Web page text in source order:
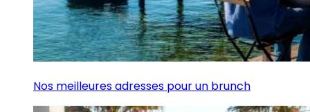
Nos meilleures adresses pour un brunch